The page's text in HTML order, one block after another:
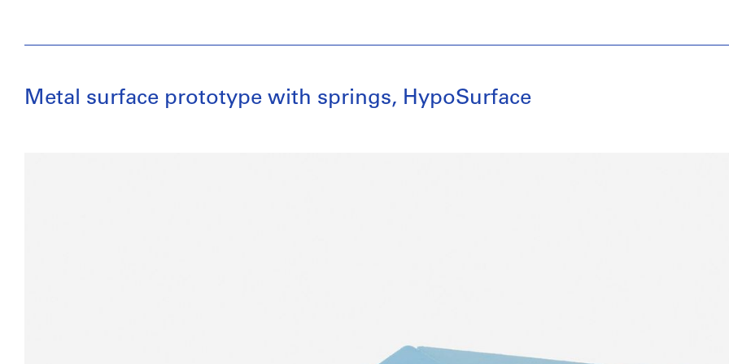
Metal surface prototype with springs, HypoSurface